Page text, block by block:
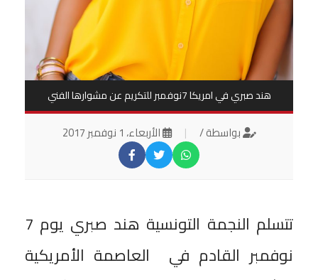
هند صبري في امريكا 7نوفمبر للتكريم عن مشوارها الفني
بواسطة / | الأربعاء، 1 نوفمبر 2017
تتسلم النجمة التونسية هند صبري يوم 7
نوفمبر القادم في العاصمة الأمريكية